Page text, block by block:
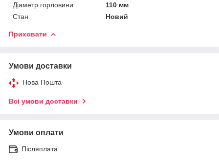
Діаметр горловини
110 мм
Стан
Новий
Приховати
Умови доставки
Нова Пошта
Всі умови доставки
Умови оплати
Післяплата